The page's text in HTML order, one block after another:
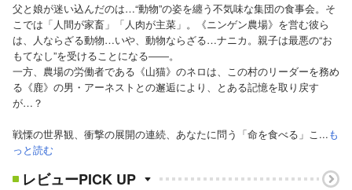
父と娘が迷い込んだのは…“動物”の姿を纏う不気味な集団の食事会。そ
こでは「人間が家畜」「人肉が主菜」。《ニンゲン農場》を営む彼ら
は、人ならざる動物…いや、動物ならざる…ナニカ。親子は最悪の“お
もてなし”を受けることになる――。
一方、農場の労働者である《山猫》のネロは、この村のリーダーを務め
る《鹿》の男・アーネストとの邂逅により、とある記憶を取り戻す
が…？
戦慄の世界観、衝撃の展開の連続、あなたに問う「命を食べる」こ...も
っと読む
レビューPICK UP